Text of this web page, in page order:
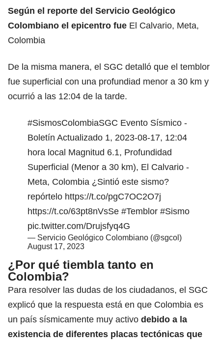
Según el reporte del Servicio Geológico
Colombiano el epicentro fue El Calvario, Meta,
Colombia
De la misma manera, el SGC detalló que el temblor
fue superficial con una profundiad menor a 30 km y
ocurrió a las 12:04 de la tarde.
#SismosColombiaSGC Evento Sísmico -
Boletín Actualizado 1, 2023-08-17, 12:04
hora local Magnitud 6.1, Profundidad
Superficial (Menor a 30 km), El Calvario -
Meta, Colombia ¿Sintió este sismo?
repórtelo https://t.co/pgC7OC2O7j
https://t.co/63pt8nVsSe #Temblor #Sismo
pic.twitter.com/Drujsfyq4G
— Servicio Geológico Colombiano (@sgcol)
August 17, 2023
¿Por qué tiembla tanto en
Colombia?
Para resolver las dudas de los ciudadanos, el SGC
explicó que la respuesta está en que Colombia es
un país sísmicamente muy activo debido a la
existencia de diferentes placas tectónicas que